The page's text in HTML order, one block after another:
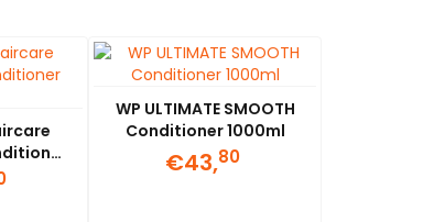
WP ULTIMATE SMOOTH
Conditioner 1000ml
€43,80